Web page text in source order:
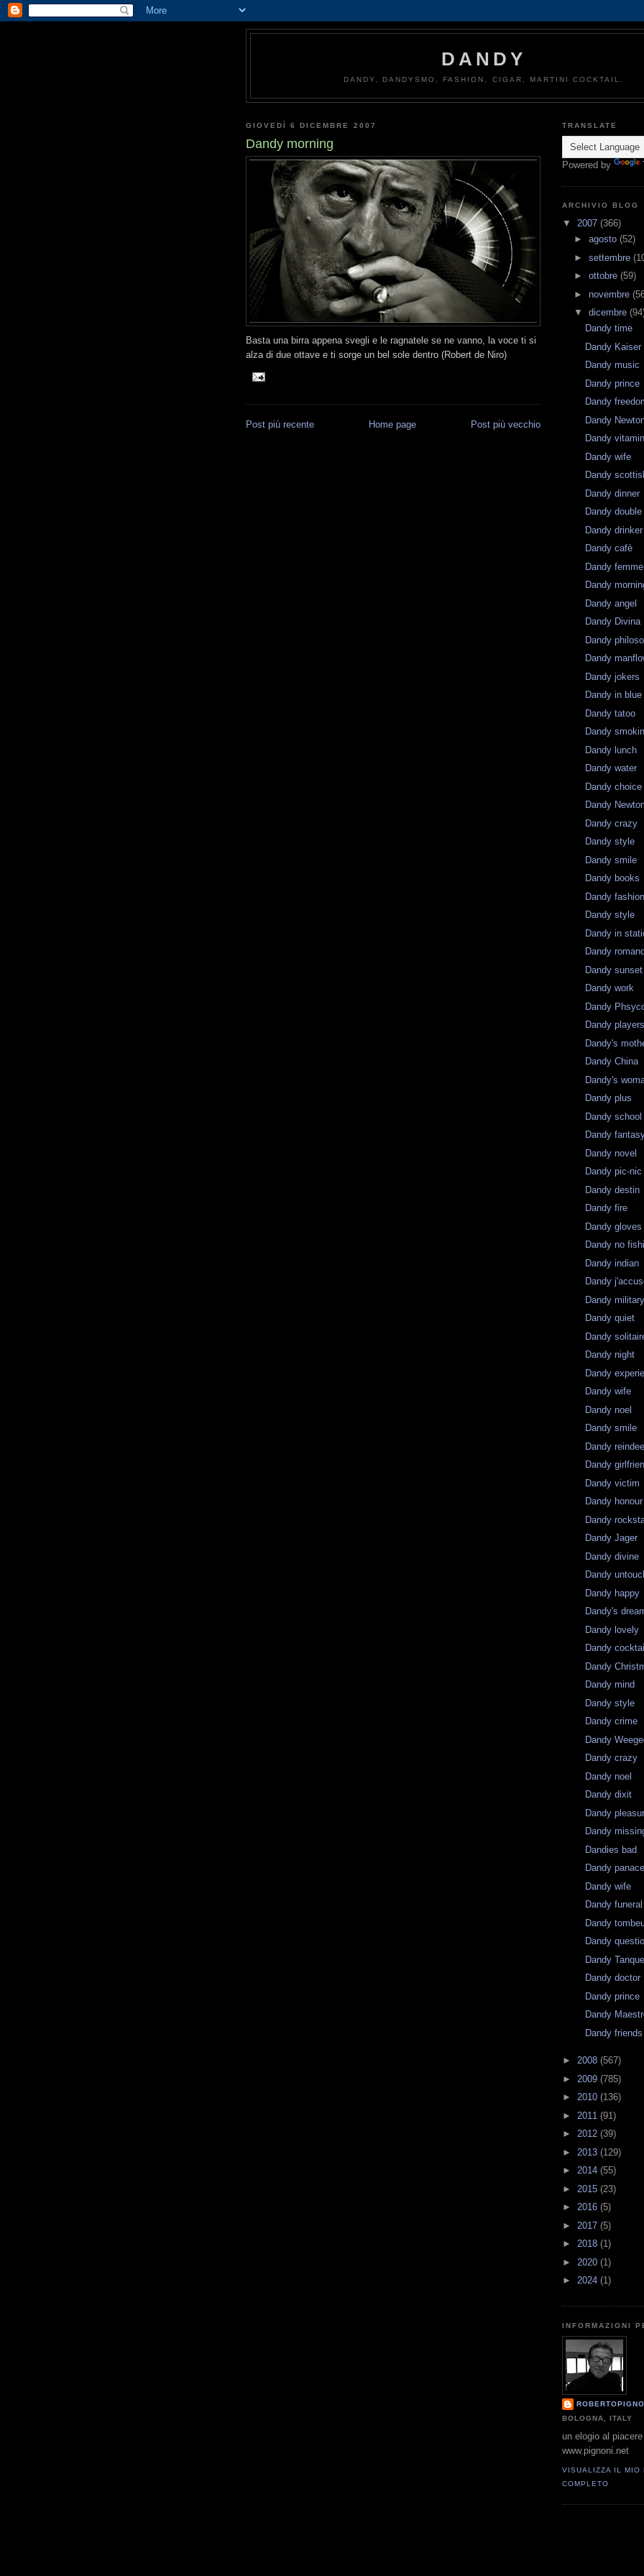
DANDY
DANDY, DANDYSMO, FASHION, CIGAR, MARTINI COCKTAIL,
GIOVEDÌ 6 DICEMBRE 2007
Dandy morning
Basta una birra appena svegli e le ragnatele se ne vanno, la voce ti si
alza di due ottave e ti sorge un bel sole dentro (Robert de Niro)
Post più recente Post più vecchio
Home page
TRANSLATE
Powered by
ARCHIVIO BLOG
▼ 2007 (366)
► agosto (52)
► settembre
► ottobre (59)
► novembre
▼ dicembre
Dandy time
Dandy Kaiser
Dandy music
Dandy prince
Dandy
Dandy
Dandy vitamin
Dandy wife
Dandy
Dandy dinner
Dandy double
Dandy drinker
Dandy cafè
Dandy femme
Dandy
Dandy angel
Dandy Divina
Dandy
Dandy
Dandy jokers
Dandy in blue
Dandy tatoo
Dandy
Dandy lunch
Dandy water
Dandy choice
Dandy
Dandy crazy
Dandy style
Dandy smile
Dandy books
Dandy fashion
Dandy style
Dandy in
Dandy
Dandy sunset
Dandy work
Dandy
Dandy players
Dandy's
Dandy China
Dandy's
Dandy plus
Dandy school
Dandy
Dandy novel
Dandy pic-nic
Dandy destin
Dandy fire
Dandy gloves
Dandy no
Dandy indian
Dandy
Dandy military
Dandy quiet
Dandy
Dandy night
Dandy
Dandy wife
Dandy noel
Dandy smile
Dandy
Dandy
Dandy victim
Dandy honour
Dandy
Dandy Jager
Dandy divine
Dandy
Dandy happy
Dandy's
Dandy lovely
Dandy cocktail
Dandy
Dandy mind
Dandy style
Dandy crime
Dandy
Dandy crazy
Dandy noel
Dandy dixit
Dandy
Dandy
Dandies bad
Dandy
Dandy wife
Dandy funeral
Dandy
Dandy
Dandy
Dandy doctor
Dandy prince
Dandy
Dandy friends
► 2008 (567)
► 2009 (785)
► 2010 (136)
► 2011 (91)
► 2012 (39)
► 2013 (129)
► 2014 (55)
► 2015 (23)
► 2016 (5)
► 2017 (5)
► 2018 (1)
► 2020 (1)
► 2024 (1)
INFORMAZIONI
BOLOGNA, ITALY
un elogio al
www.pignoni.net
VISUALIZZA IL MIO
COMPLETO